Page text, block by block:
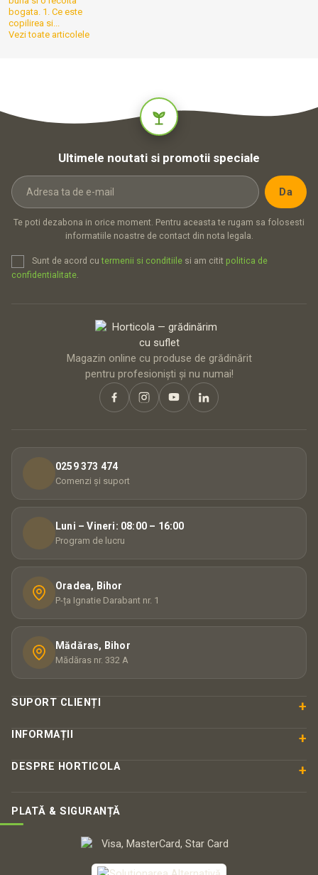
bogata. 1. Ce este
copilirea si...
Vezi toate articolele
Ultimele noutati si promotii speciale
Te poti dezabona in orice moment. Pentru aceasta te rugam sa folosesti
informatiile noastre de contact din nota legala.
Sunt de acord cutermenii si conditiile si am citit politica de
confidentialitate.
Magazin online cu produse de grădinărit
pentru profesioniști și nu numai!
0259 373 474
Comenzi și suport
Luni – Vineri: 08:00 – 16:00
Program de lucru
Oradea, Bihor
P-ța Ignatie Darabant nr. 1
Mădăras, Bihor
Mădăras nr. 332 A
SUPORT CLIENȚI +
INFORMAȚII +
DESPRE HORTICOLA +
PLATĂ & SIGURANȚĂ